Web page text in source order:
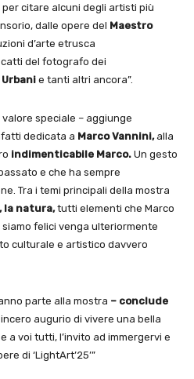
citare alcuni degli artisti più
dalle opere del Maestro
d’arte etrusca
del fotografo dei
Urbani e tanti altri ancora”.
speciale – aggiunge
dedicata a Marco Vannini,alla
indimenticabile Marco. Un gesto
e che ha sempre
Tra i temi principali della mostra
la natura,tutti elementi che Marco
felici venga ulteriormente
culturale e artistico davvero
parte alla mostra – conclude
augurio di vivere una bella
a voi tutti, l’invito ad immergervi e
di ‘LightArt’25’”